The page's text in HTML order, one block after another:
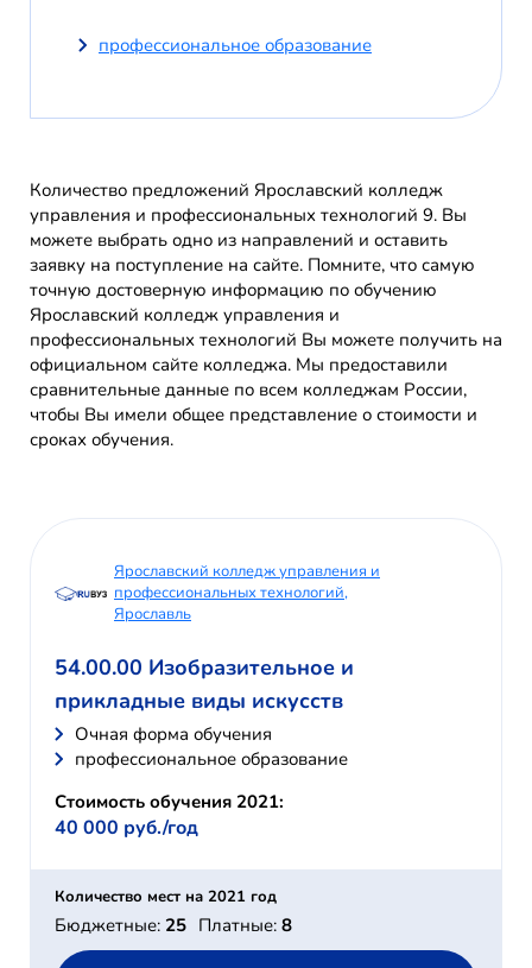
профессиональное образование
Количество предложений Ярославский колледж
управления и профессиональных технологий 9. Вы
можете выбрать одно из направлений и оставить
заявку на поступление на сайте. Помните, что самую
точную достоверную информацию по обучению
Ярославский колледж управления и
профессиональных технологий Вы можете получить на
официальном сайте колледжа. Мы предоставили
сравнительные данные по всем колледжам России,
чтобы Вы имели общее представление о стоимости и
сроках обучения.
Ярославский колледж управления и
профессиональных технологий,
Ярославль
54.00.00 Изобразительное и
прикладные виды искусств
Очная форма обучения
профессиональное образование
Стоимость обучения 2021:
40 000 руб./год
Количество мест на 2021 год
Бюджетные: 25 Платные: 8